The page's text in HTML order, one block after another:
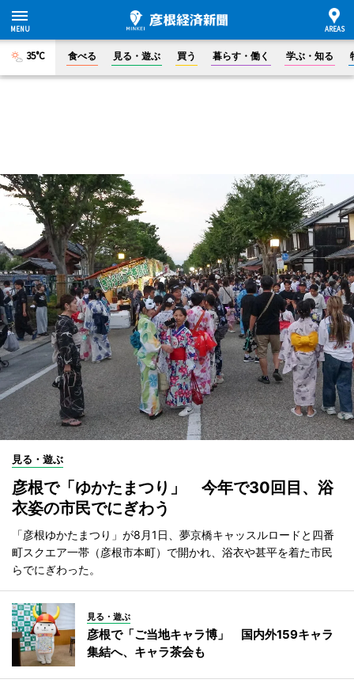
35°C 食べる 見る・遊ぶ 買う 暮らす・働く 学ぶ・知る
見る・遊ぶ
彦根で「ゆかたまつり」 今年で30回目、浴
衣姿の市民でにぎわう
「彦根ゆかたまつり」が8月1日、夢京橋キャッスルロードと四番
町スクエア一帯（彦根市本町）で開かれ、浴衣や甚平を着た市民
らでにぎわった。
見る・遊ぶ
彦根で「ご当地キャラ博」 国内外159キャラ
集結へ、キャラ茶会も